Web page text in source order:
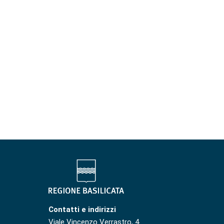
Contatti e indirizzi
Viale Vincenzo Verrastro, 4